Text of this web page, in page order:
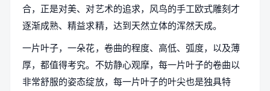
合，正是对美、对艺术的追求，风鸟的手工欧式雕刻才
逐渐成熟、精益求精，达到天然立体的浑然天成。
一片叶子，一朵花，卷曲的程度、高低、弧度，以及薄
厚，都值得考究。不妨静心观摩，每一片叶子的卷曲以
非常舒服的姿态绽放，每一片叶子的叶尖也是独具特